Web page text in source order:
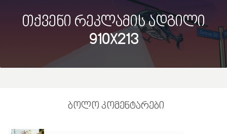
თქვენი რეკლამის ადგილი
910X213
ბოლო კომენტარები